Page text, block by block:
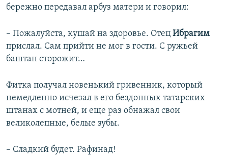
бережно передавал арбуз матери и говорил:
– Пожалуйста, кушай на здоровье. Отец Ибрагим
прислал. Сам прийти не мог в гости. С ружьей
баштан сторожит…
Фитка получал новенький гривенник, который
немедленно исчезал в его бездонных татарских
штанах с мотней, и еще раз обнажал свои
великолепные, белые зубы.
– Сладкий будет. Рафинад!